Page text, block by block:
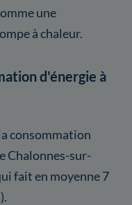
une
à chaleur.
d'énergie à
consommation
Chalonnes-sur-
fait en moyenne 7